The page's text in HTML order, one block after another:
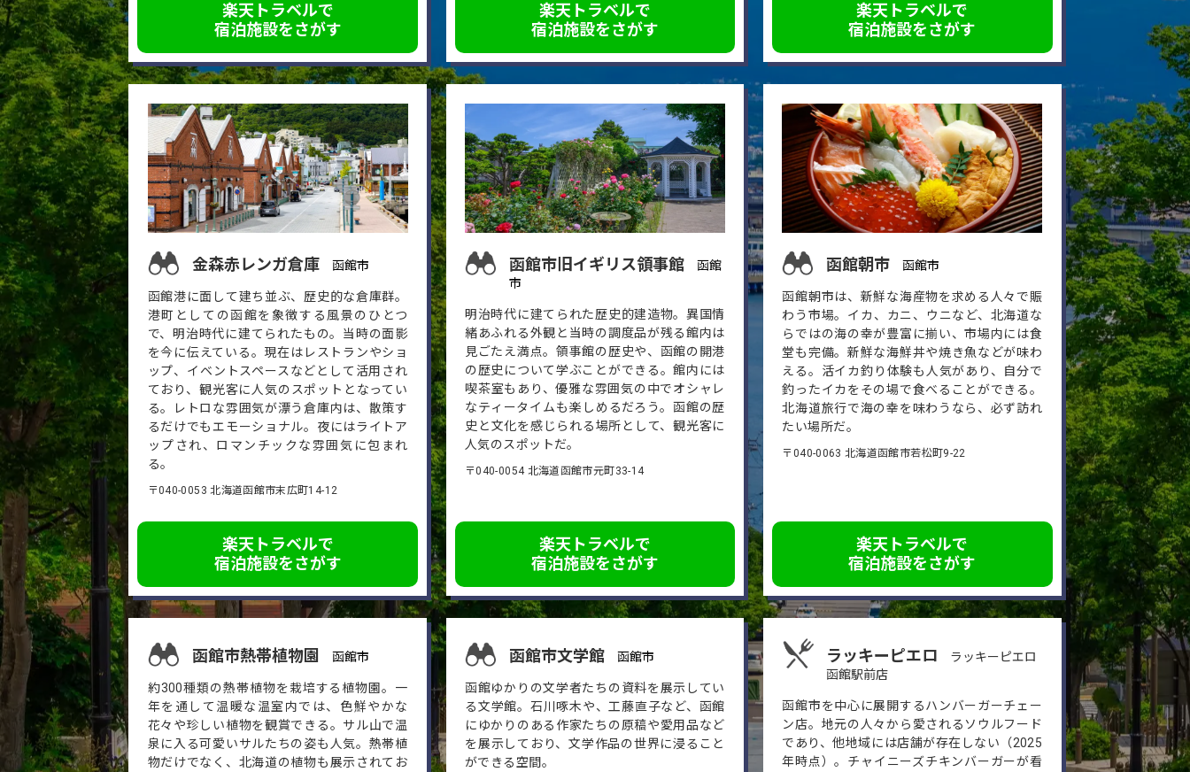
楽天トラベルで
宿泊施設をさがす
楽天トラベルで
宿泊施設をさがす
楽天トラベルで
宿泊施設をさがす
金森赤レンガ倉庫 函館市
函館港に面して建ち並ぶ、歴史的な倉庫群。
港町としての函館を象徴する風景のひとつ
で、明治時代に建てられたもの。当時の面影
を今に伝えている。現在はレストランやショ
ップ、イベントスペースなどとして活用され
ており、観光客に人気のスポットとなってい
る。レトロな雰囲気が漂う倉庫内は、散策す
るだけでもエモーショナル。夜にはライトア
ップされ、ロマンチックな雰囲気に包まれ
る。
〒040-0053 北海道函館市末広町14-12
楽天トラベルで
宿泊施設をさがす
函館市旧イギリス領事館
函館
市
明治時代に建てられた歴史的建造物。異国情
緒あふれる外観と当時の調度品が残る館内は
見ごたえ満点。領事館の歴史や、函館の開港
の歴史について学ぶことができる。館内には
喫茶室もあり、優雅な雰囲気の中でオシャレ
なティータイムも楽しめるだろう。函館の歴
史と文化を感じられる場所として、観光客に
人気のスポットだ。
〒040-0054 北海道函館市元町33-14
楽天トラベルで
宿泊施設をさがす
函館朝市 函館市
函館朝市は、新鮮な海産物を求める人々で賑
わう市場。イカ、カニ、ウニなど、北海道な
らではの海の幸が豊富に揃い、市場内には食
堂も完備。新鮮な海鮮丼や焼き魚などが味わ
える。活イカ釣り体験も人気があり、自分で
釣ったイカをその場で食べることができる。
北海道旅行で海の幸を味わうなら、必ず訪れ
たい場所だ。
〒040-0063 北海道函館市若松町9-22
楽天トラベルで
宿泊施設をさがす
函館市熱帯植物園 函館市
約300種類の熱帯植物を栽培する植物園。一
年を通して温暖な温室内では、色鮮やかな
花々や珍しい植物を観賞できる。サル山で温
泉に入る可愛いサルたちの姿も人気。熱帯植
物だけでなく、北海道の植物も展示されてお
函館市文学館 函館市
函館ゆかりの文学者たちの資料を展示してい
る文学館。石川啄木や、工藤直子など、函館
にゆかりのある作家たちの原稿や愛用品など
を展示しており、文学作品の世界に浸ること
ができる空間。
ラッキーピエロ
ラッキーピエロ
函館駅前店
函館市を中心に展開するハンバーガーチェー
ン店。地元の人々から愛されるソウルフード
であり、他地域には店舗が存在しない（2025
年時点）。チャイニーズチキンバーガーが看